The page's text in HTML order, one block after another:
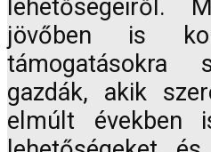
lehetőségeiről.
jövőben is
támogatásokra
gazdák, akik
elmúlt években